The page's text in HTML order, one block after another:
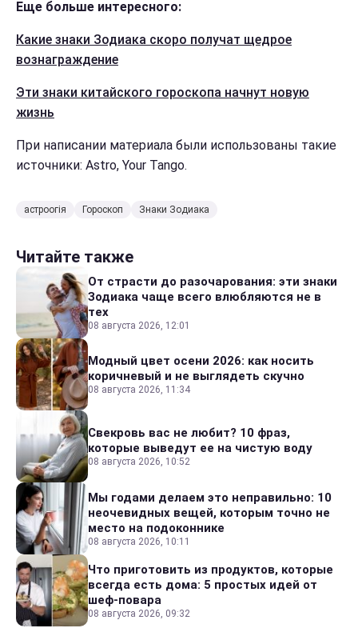
Еще больше интересного:
Какие знаки Зодиака скоро получат щедрое
вознаграждение
Эти знаки китайского гороскопа начнут новую
жизнь
При написании материала были использованы такие
источники: Astro, Your Tango.
астроогія Гороскоп Знаки Зодиака
Читайте также
От страсти до разочарования: эти знаки
Зодиака чаще всего влюбляются не в
тех
08 августа 2026, 12:01
Модный цвет осени 2026: как носить
коричневый и не выглядеть скучно
08 августа 2026, 11:34
Свекровь вас не любит? 10 фраз,
которые выведут ее на чистую воду
08 августа 2026, 10:52
Мы годами делаем это неправильно: 10
неочевидных вещей, которым точно не
место на подоконнике
08 августа 2026, 10:11
Что приготовить из продуктов, которые
всегда есть дома: 5 простых идей от
шеф-повара
08 августа 2026, 09:32